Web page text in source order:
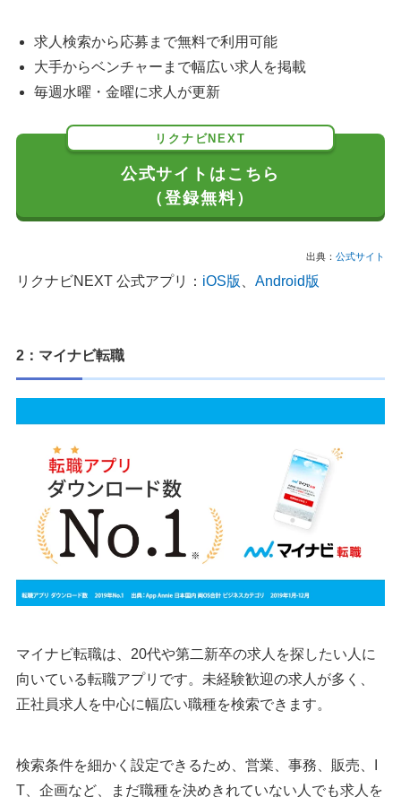
求人検索から応募まで無料で利用可能
大手からベンチャーまで幅広い求人を掲載
毎週水曜・金曜に求人が更新
リクナビNEXT
公式サイトはこちら
（登録無料）
出典： 公式サイト
リクナビNEXT 公式アプリ： iOS版 Android版
2：マイナビ転職
マイナビ転職は、20代や第二新卒の求人を探したい人に
向いている転職アプリです。未経験歓迎の求人が多く、
正社員求人を中心に幅広い職種を検索できます。
検索条件を細かく設定できるため、営業、事務、販売、I
T、企画など、まだ職種を決めきれていない人でも求人を